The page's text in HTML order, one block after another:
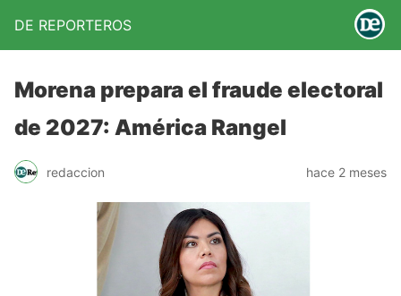
DE REPORTEROS
Morena prepara el fraude electoral
de 2027: América Rangel
redaccion hace 2 meses